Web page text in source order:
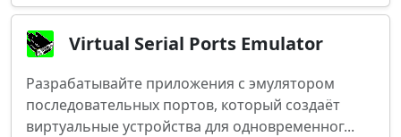
Virtual Serial Ports Emulator
Разрабатывайте приложения с эмулятором
последовательных портов, который создаёт
виртуальные устройства для одновременног...